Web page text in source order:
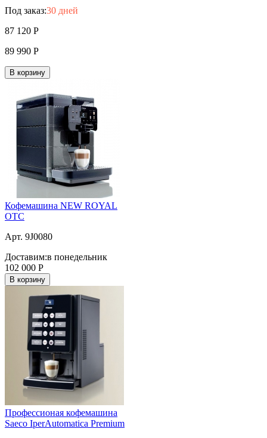
Под заказ:30 дней
87 120 Р
89 990 Р
В корзину
Кофемашина NEW ROYAL
OTC
Арт. 9J0080
Доставим:в понедельник
102 000 Р
В корзину
Профессионая кофемашина
Saeco IperAutomatica Premium